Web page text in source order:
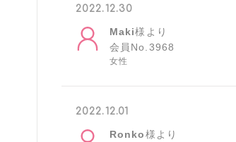
2022.12.30
Maki様より
会員No.3968
女性
2022.12.01
Ronko様より